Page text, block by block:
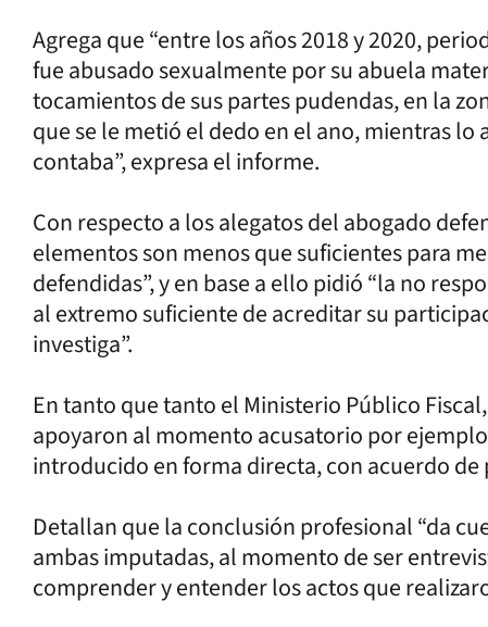
Agrega que “entre los años 2018 y 2020,
fue abusado sexualmente por su abuela
tocamientos de sus partes pudendas, en la
que se le metió el dedo en el ano, mientras lo
contaba”, expresa el informe.
Con respecto a los alegatos del abogado
elementos son menos que suficientes para
defendidas”, y en base a ello pidió “la no
al extremo suficiente de acreditar su
investiga”.
En tanto que tanto el Ministerio Público
apoyaron al momento acusatorio por
introducido en forma directa, con acuerdo de
Detallan que la conclusión profesional “da
ambas imputadas, al momento de ser
comprender y entender los actos que